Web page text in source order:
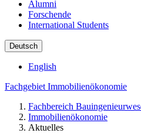
Alumni
Forschende
International Students
Deutsch
English
Fachgebiet Immobilienökonomie
Fachbereich
Immobilienökonomie
Aktuelles